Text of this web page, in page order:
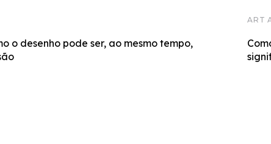
o desenho pode ser, ao mesmo tempo,
ART